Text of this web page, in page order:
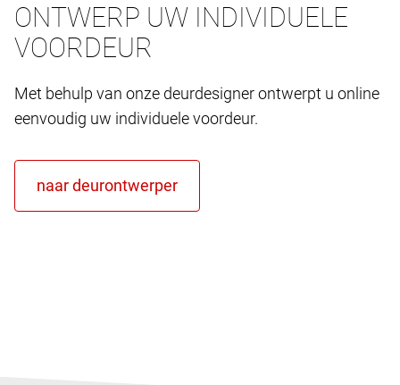
ONTWERP UW INDIVIDUELE
VOORDEUR
Met behulp van onze deurdesigner ontwerpt u online
eenvoudig uw individuele voordeur.